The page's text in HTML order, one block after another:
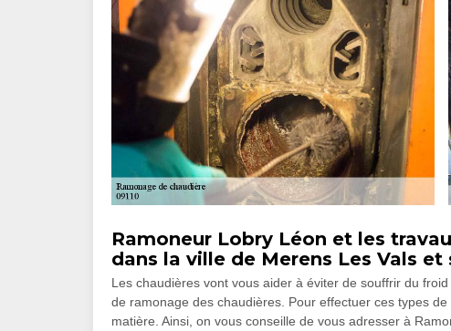
Ramoneur Lobry Léon et les
dans la ville de Merens Les Vals et
Les chaudières vont vous aider à éviter de souffrir du
de ramonage des chaudières. Pour effectuer ces types
matière. Ainsi, on vous conseille de vous adresser à